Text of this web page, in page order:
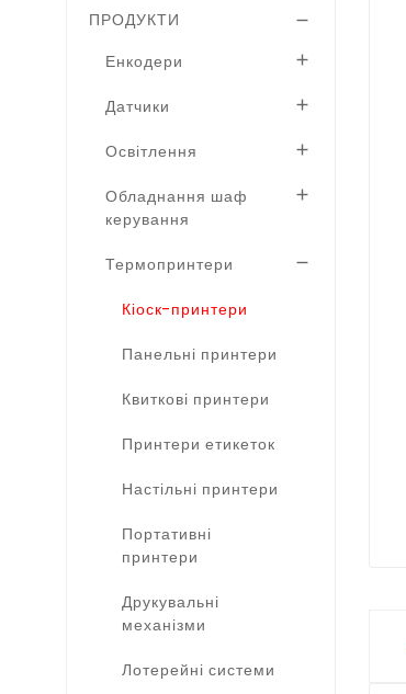
ПРОДУКТИ 
Енкодери 
Датчики 
Освітлення 
Обладнання шаф
керування

Термопринтери 
Кіоск-принтери
Панельні принтери
Квиткові принтери
Принтери етикеток
Настільні принтери
Портативні
принтери
Друкувальні
механізми
Лотерейні системи